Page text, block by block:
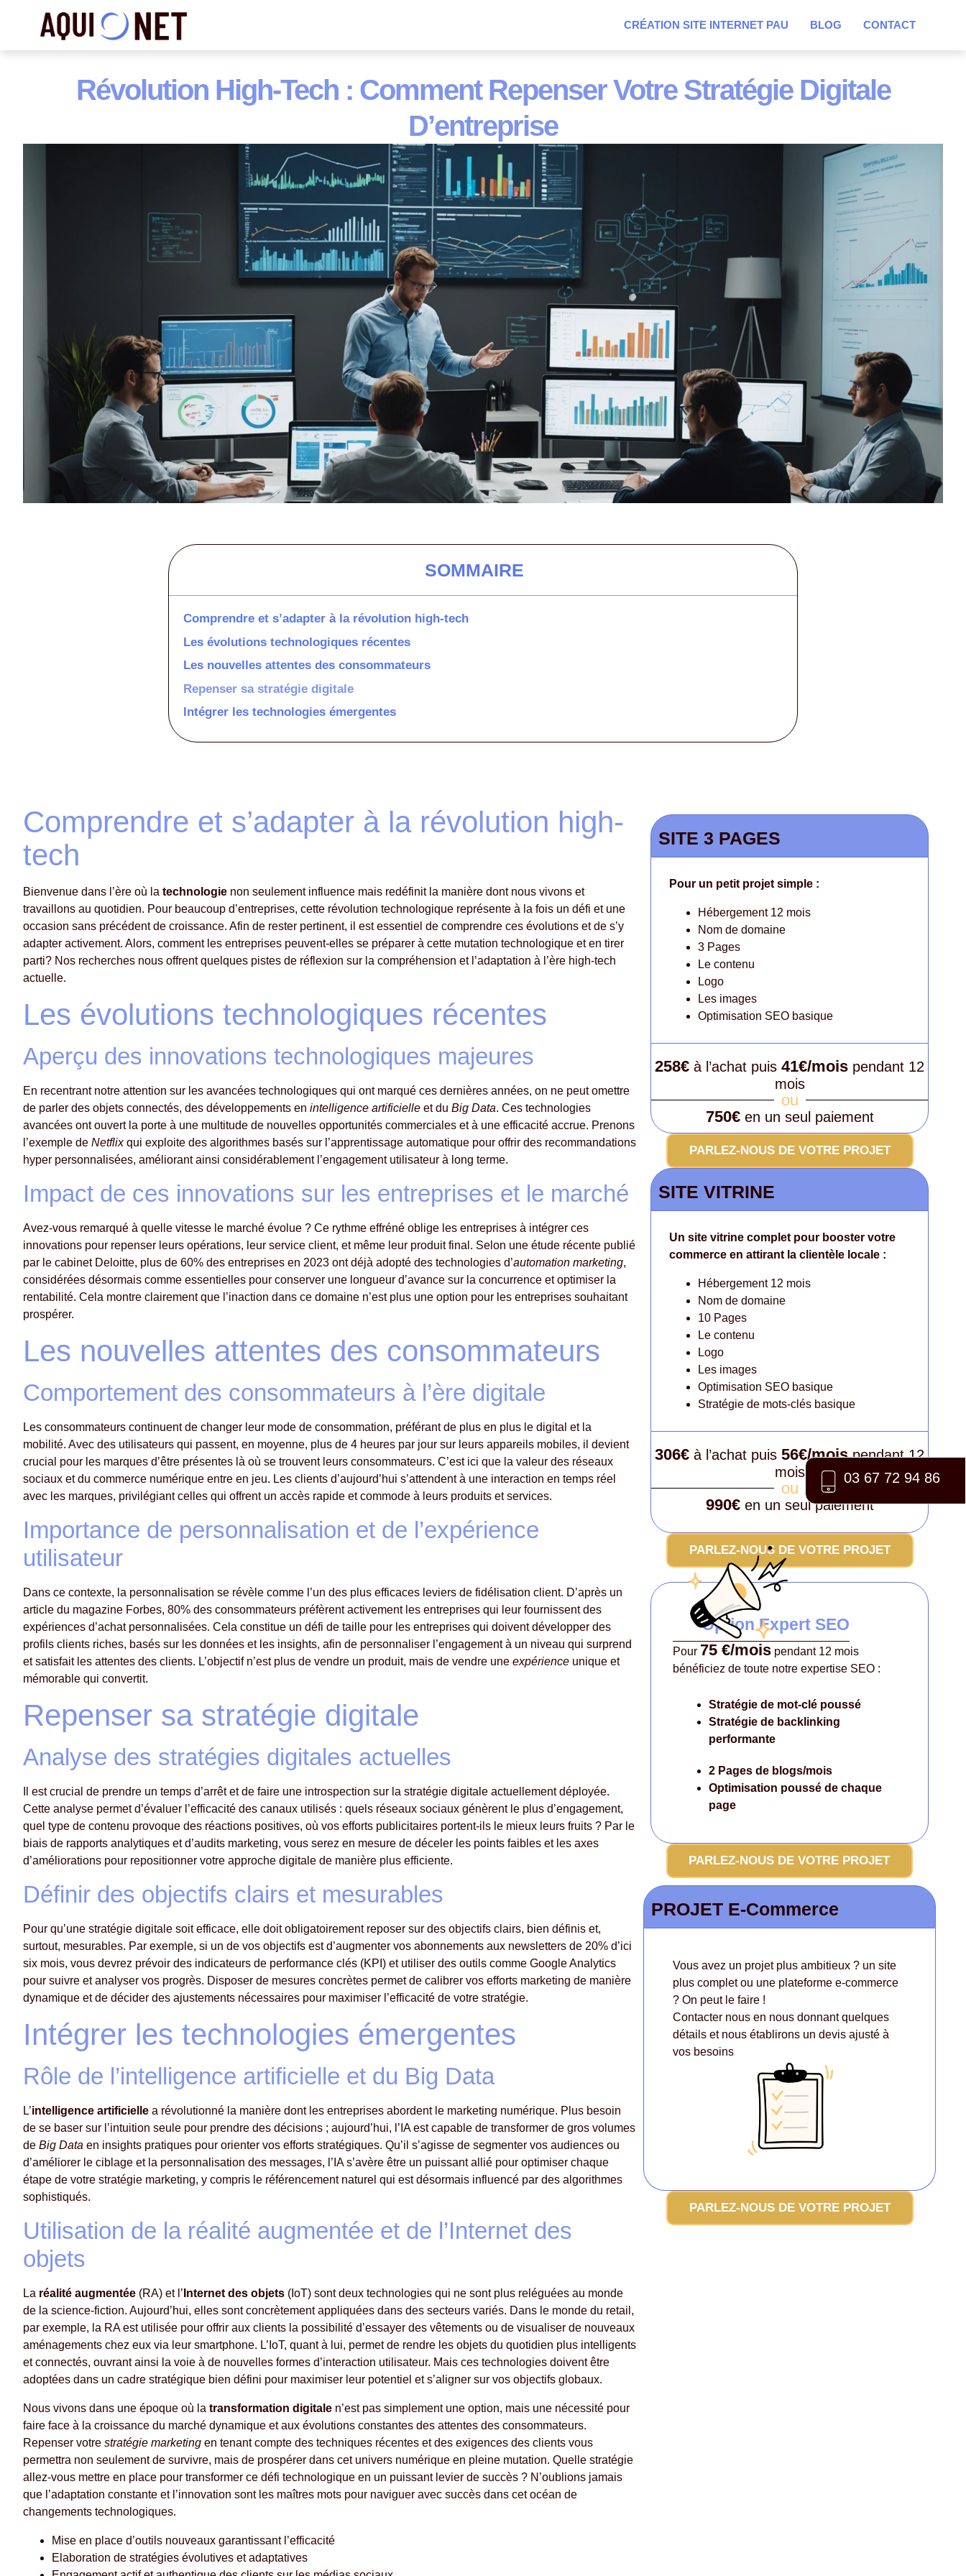
CRÉATION SITE INTERNET PAU BLOG CONTACT
Révolution High-Tech : Comment Repenser Votre Stratégie Digitale
D’entreprise
SOMMAIRE
Comprendre et s’adapter à la révolution high-tech
Les évolutions technologiques récentes
Les nouvelles attentes des consommateurs
Repenser sa stratégie digitale
Intégrer les technologies émergentes
Comprendre et s’adapter à la révolution high-
tech
Bienvenue dans l’ère où la technologie non seulement influence mais redéfinit la manière dont nous vivons et
travaillons au quotidien. Pour beaucoup d’entreprises, cette révolution technologique représente à la fois un défi et une
occasion sans précédent de croissance. Afin de rester pertinent, il est essentiel de comprendre ces évolutions et de s’y
adapter activement. Alors, comment les entreprises peuvent-elles se préparer à cette mutation technologique et en tirer
parti? Nos recherches nous offrent quelques pistes de réflexion sur la compréhension et l’adaptation à l’ère high-tech
actuelle.
Les évolutions technologiques récentes
Aperçu des innovations technologiques majeures
En recentrant notre attention sur les avancées technologiques qui ont marqué ces dernières années, on ne peut omettre
de parler des objets connectés, des développements en intelligence artificielle et du Big Data. Ces technologies
avancées ont ouvert la porte à une multitude de nouvelles opportunités commerciales et à une efficacité accrue. Prenons
l’exemple de Netflixqui exploite des algorithmes basés sur l’apprentissage automatique pour offrir des recommandations
hyper personnalisées, améliorant ainsi considérablement l’engagement utilisateur à long terme.
Impact de ces innovations sur les entreprises et le marché
Avez-vous remarqué à quelle vitesse le marché évolue ? Ce rythme effréné oblige les entreprises à intégrer ces
innovations pour repenser leurs opérations, leur service client, et même leur produit final. Selon une étude récente publié
par le cabinet Deloitte, plus de 60% des entreprises en 2023 ont déjà adopté des technologies d’automation marketing,
considérées désormais comme essentielles pour conserver une longueur d’avance sur la concurrence et optimiser la
rentabilité. Cela montre clairement que l’inaction dans ce domaine n’est plus une option pour les entreprises souhaitant
prospérer.
Les nouvelles attentes des consommateurs
Comportement des consommateurs à l’ère digitale
Les consommateurs continuent de changer leur mode de consommation, préférant de plus en plus le digital et la
mobilité. Avec des utilisateurs qui passent, en moyenne, plus de 4 heures par jour sur leurs appareils mobiles, il devient
crucial pour les marques d’être présentes là où se trouvent leurs consommateurs. C’est ici que la valeur des réseaux
sociaux et du commerce numérique entre en jeu. Les clients d’aujourd’hui s’attendent à une interaction en temps réel
avec les marques, privilégiant celles qui offrent un accès rapide et commode à leurs produits et services.
Importance de personnalisation et de l’expérience
utilisateur
Dans ce contexte, la personnalisation se révèle comme l’un des plus efficaces leviers de fidélisation client. D’après un
article du magazine Forbes, 80% des consommateurs préfèrent activement les entreprises qui leur fournissent des
expériences d’achat personnalisées. Cela constitue un défi de taille pour les entreprises qui doivent développer des
profils clients riches, basés sur les données et les insights, afin de personnaliser l’engagement à un niveau qui surprend
et satisfait les attentes des clients. L’objectif n’est plus de vendre un produit, mais de vendre une expérience unique et
mémorable qui convertit.
Repenser sa stratégie digitale
Analyse des stratégies digitales actuelles
Il est crucial de prendre un temps d’arrêt et de faire une introspection sur la stratégie digitale actuellement déployée.
Cette analyse permet d’évaluer l’efficacité des canaux utilisés : quels réseaux sociaux génèrent le plus d’engagement,
quel type de contenu provoque des réactions positives, où vos efforts publicitaires portent-ils le mieux leurs fruits ? Par le
biais de rapports analytiques et d’audits marketing, vous serez en mesure de déceler les points faibles et les axes
d’améliorations pour repositionner votre approche digitale de manière plus efficiente.
Définir des objectifs clairs et mesurables
Pour qu’une stratégie digitale soit efficace, elle doit obligatoirement reposer sur des objectifs clairs, bien définis et,
surtout, mesurables. Par exemple, si un de vos objectifs est d’augmenter vos abonnements aux newsletters de 20% d’ici
six mois, vous devrez prévoir des indicateurs de performance clés (KPI) et utiliser des outils comme Google Analytics
pour suivre et analyser vos progrès. Disposer de mesures concrètes permet de calibrer vos efforts marketing de manière
dynamique et de décider des ajustements nécessaires pour maximiser l’efficacité de votre stratégie.
Intégrer les technologies émergentes
Rôle de l’intelligence artificielle et du Big Data
L’intelligence artificielle a révolutionné la manière dont les entreprises abordent le marketing numérique. Plus besoin
de se baser sur l’intuition seule pour prendre des décisions ; aujourd’hui, l’IA est capable de transformer de gros volumes
de Big Data en insights pratiques pour orienter vos efforts stratégiques. Qu’il s’agisse de segmenter vos audiences ou
d’améliorer le ciblage et la personnalisation des messages, l’IA s’avère être un puissant allié pour optimiser chaque
étape de votre stratégie marketing, y compris le référencement naturel qui est désormais influencé par des algorithmes
sophistiqués.
Utilisation de la réalité augmentée et de l’Internet des
objets
La réalité augmentée (RA) et l’ Internet des objets (IoT) sont deux technologies qui ne sont plus reléguées au monde
de la science-fiction. Aujourd’hui, elles sont concrètement appliquées dans des secteurs variés. Dans le monde du retail,
par exemple, la RA est utilisée pour offrir aux clients la possibilité d’essayer des vêtements ou de visualiser de nouveaux
aménagements chez eux via leur smartphone. L’IoT, quant à lui, permet de rendre les objets du quotidien plus intelligents
et connectés, ouvrant ainsi la voie à de nouvelles formes d’interaction utilisateur. Mais ces technologies doivent être
adoptées dans un cadre stratégique bien défini pour maximiser leur potentiel et s’aligner sur vos objectifs globaux.
Nous vivons dans une époque où la transformation digitale n’est pas simplement une option, mais une nécessité pour
faire face à la croissance du marché dynamique et aux évolutions constantes des attentes des consommateurs.
Repenser votre stratégie marketing en tenant compte des techniques récentes et des exigences des clients vous
permettra non seulement de survivre, mais de prospérer dans cet univers numérique en pleine mutation. Quelle stratégie
allez-vous mettre en place pour transformer ce défi technologique en un puissant levier de succès ? N’oublions jamais
que l’adaptation constante et l’innovation sont les maîtres mots pour naviguer avec succès dans cet océan de
changements technologiques.
Mise en place d’outils nouveaux garantissant l’efficacité
Elaboration de stratégies évolutives et adaptatives
SITE 3 PAGES
Pour un petit projet simple :
Hébergement 12 mois
Nom de domaine
3 Pages
Le contenu
Logo
Les images
Optimisation SEO basique
258€à l’achat puis41€/mois pendant 12
mois
ou
750€en un seul paiement
PARLEZ-NOUS DE VOTRE PROJET
SITE VITRINE
Un site vitrine complet pour booster votre
commerce en attirant la clientèle locale :
Hébergement 12 mois
Nom de domaine
10 Pages
Le contenu
Logo
Les images
Optimisation SEO basique
Stratégie de mots-clés basique
306€à l’achat puis56€/moispendant 12
mois
ou
990€en un seul paiement
PARLEZ-NOUS DE VOTRE PROJET
Option Expert SEO
Pour 75 €/mois pendant 12 mois
bénéficiez de toute notre expertise SEO :
Stratégie de mot-clé poussé
Stratégie de backlinking
performante
2 Pages de blogs/mois
Optimisation poussé de chaque
page
PARLEZ-NOUS DE VOTRE PROJET
PROJET E-Commerce
Vous avez un projet plus ambitieux ? un site
plus complet ou une plateforme e-commerce
? On peut le faire !
Contacter nous en nous donnant quelques
détails et nous établirons un devis ajusté à
vos besoins
PARLEZ-NOUS DE VOTRE PROJET
03 67 72 94 86